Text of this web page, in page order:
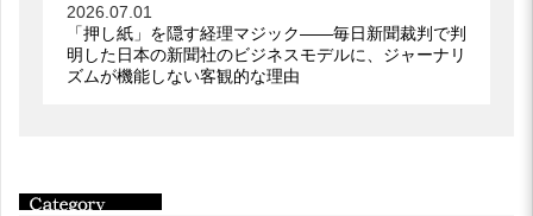
2026.07.01
「押し紙」を隠す経理マジック――毎日新聞裁判で判
明した日本の新聞社のビジネスモデルに、ジャーナリ
ズムが機能しない客観的な理由